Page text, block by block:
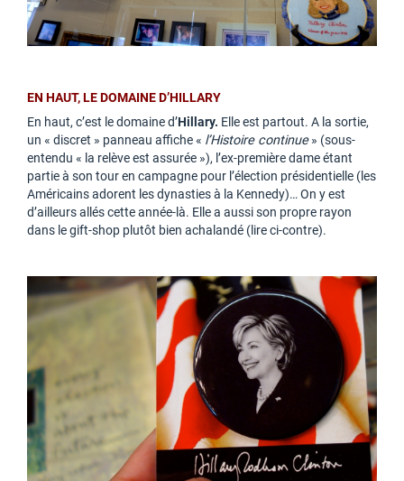
EN HAUT, LE DOMAINE D’HILLARY
En haut, c’est le domaine d’Hillary. Elle est partout. A la sortie,
un « discret » panneau affiche « l’Histoire continue» (sous-
entendu « la relève est assurée »), l’ex-première dame étant
partie à son tour en campagne pour l’élection présidentielle (les
Américains adorent les dynasties à la Kennedy)… On y est
d’ailleurs allés cette année-là. Elle a aussi son propre rayon
dans le gift-shop plutôt bien achalandé (lire ci-contre).